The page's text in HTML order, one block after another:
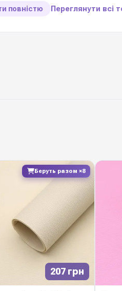
постачає його оптом з
завжди є актуальні відтінки
повністю Переглянути всі
207 грн
Беруть разом ×8